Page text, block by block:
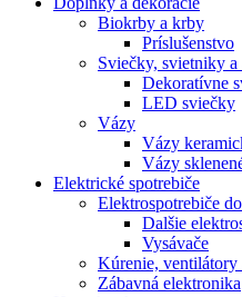
Biokrby a krby
Príslušenstvo
Sviečky, svietniky a
Dekoratívne
LED sviečky
Vázy
Vázy
Vázy
Elektrické spotrebiče
Elektrospotrebiče
Dalšie
Vysávače
Kúrenie,
Zábavná elektronika